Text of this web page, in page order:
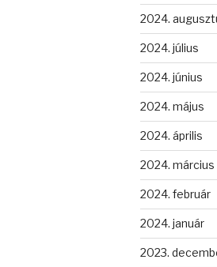
2024.
2024. július
2024. június
2024. május
2024. április
2024. március
2024. február
2024. január
2023.